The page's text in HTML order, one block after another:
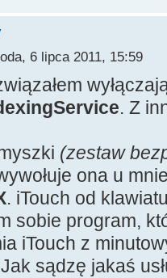
6 lipca 2011, 15:59
. Z
(zestaw
ona u
. iTouch od
sobie program,
iTouch z
sądzę jakaś